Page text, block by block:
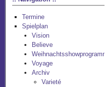
Termine
Spielplan
Vision
Believe
Weihnachtsshowprogramm
Voyage
Archiv
Varieté